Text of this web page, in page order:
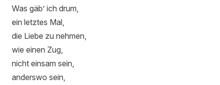
Was gäb’ ich drum,
ein letztes Mal,
die Liebe zu nehmen,
wie einen Zug,
nicht einsam sein,
anderswo sein,